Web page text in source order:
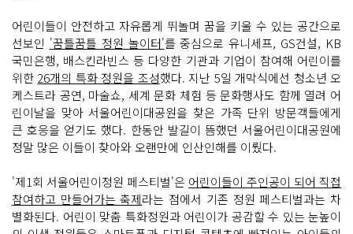
어린이들이 안전하고 자유롭게 뛰놀며 꿈을 키울 수 있는 공간으로
선보인 '꿈틀꿈틀 정원 놀이터'를 중심으로 유니세프, GS건설, KB
국민은행, 배스킨라빈스 등 다양한 기관과 기업이 참여해 어린이를
위한 26개의 특화 정원을 조성했다. 지난 5일 개막식에선 청소년 오
케스트라 공연, 마술쇼, 세계 문화 체험 등 문화행사도 함께 열려 어
린이날을 맞아 서울어린이대공원을 찾은 가족 단위 방문객들에게
큰 호응을 얻기도 했다. 한동안 발길이 뜸했던 서울어린이대공원에
정말 많은 이들이 찾아와 오랜만에 인산인해를 이뤘다.
'제1회 서울어린이정원 페스티벌'은 어린이들이 주인공이 되어 직접
참여하고 만들어가는 축제라는 점에서 기존 정원 페스티벌과는 차
별화된다. 어린이 맞춤 특화정원과 어린이가 공감할 수 있는 눈높이